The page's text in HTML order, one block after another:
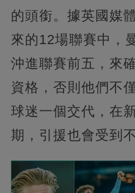
的頭銜。據英國媒
來的12場聯賽中，
沖進聯賽前五，來
資格，否則他們不
球迷一個交代，在
期，引援也會受到